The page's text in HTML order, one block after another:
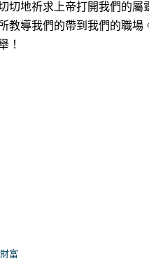
切地祈求上帝打開我們的
教導我們的帶到我們的職場
！
財富